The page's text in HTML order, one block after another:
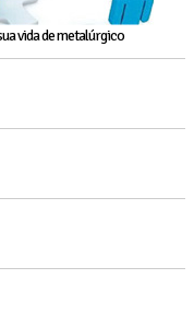
vida de metalúrgico